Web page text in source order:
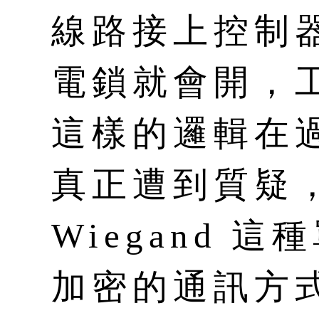
線路接上控制
電鎖就會開，
這樣的邏輯在
真正遭到質疑
Wiegand 這
加密的通訊方